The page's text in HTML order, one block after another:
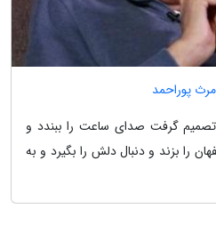
پوراحمد
گرفت صدای ساعت را ببندد و
را بزند و دنبال دلش را بگیرد و به